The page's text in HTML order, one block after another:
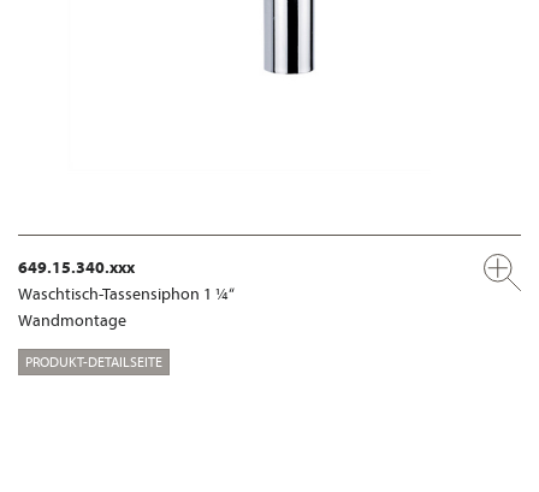
649.15.340.xxx
Waschtisch-Tassensiphon 1 ¼“
Wandmontage
PRODUKT-DETAILSEITE